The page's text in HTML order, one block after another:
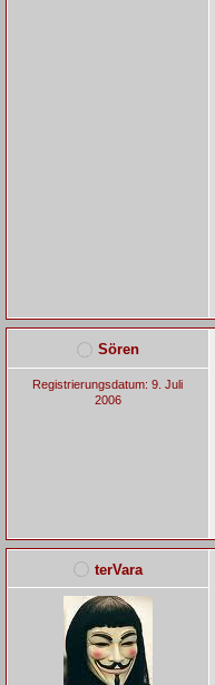
Sören
Registrierungsdatum: 9. Juli
2006
terVara